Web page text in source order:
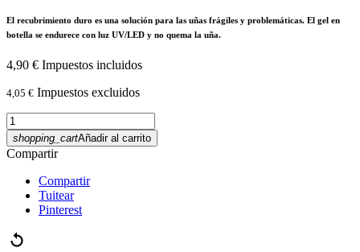
El recubrimiento duro es una solución para las uñas frágiles y problemáticas. El gel en
botella se endurece con luz UV/LED y no quema la uña.
4,90 € Impuestos incluidos
4,05 € Impuestos excluidos
shopping_cartAñadir al carrito
Compartir
Compartir
Tuitear
Pinterest